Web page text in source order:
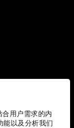
用户需求的内
能以及分析我们